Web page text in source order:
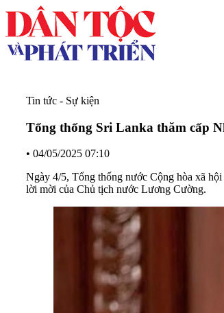
Tin tức - Sự kiện
Tổng thống Sri Lanka thăm cấp
• 04/05/2025 07:10
Ngày 4/5, Tổng thống nước Cộng hòa xã
lời mời của Chủ tịch nước Lương Cường.